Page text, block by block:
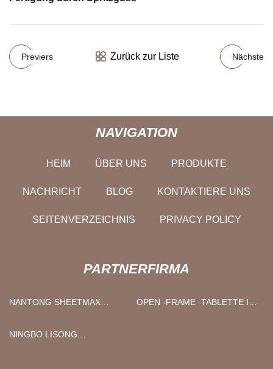
Previers Zurück zur Liste Nächste
NAVIGATION
HEIM ÜBER UNS PRODUKTE
NACHRICHT BLOG KONTAKTIERE UNS
SEITENVERZEICHNIS PRIVACY POLICY
PARTNERFIRMA
NANTONG SHEETMAX
OPEN -FRAME -TABLETTE IN
NINGBO LISONG